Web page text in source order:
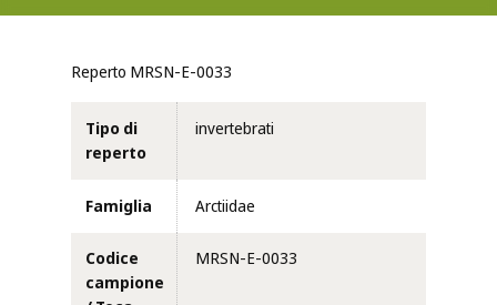
Reperto MRSN-E-0033
Tipo di
reperto
invertebrati
Famiglia Arctiidae
Codice
campione
MRSN-E-0033